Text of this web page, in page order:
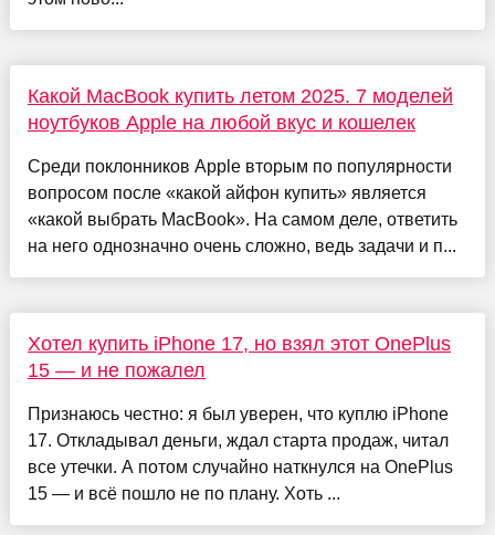
Какой MacBook купить летом 2025. 7 моделей
ноутбуков Apple на любой вкус и кошелек
Среди поклонников Apple вторым по популярности
вопросом после «какой айфон купить» является
«какой выбрать MacBook». На самом деле, ответить
на него однозначно очень сложно, ведь задачи и п...
Хотел купить iPhone 17, но взял этот OnePlus
15 — и не пожалел
Признаюсь честно: я был уверен, что куплю iPhone
17. Откладывал деньги, ждал старта продаж, читал
все утечки. А потом случайно наткнулся на OnePlus
15 — и всё пошло не по плану. Хоть ...